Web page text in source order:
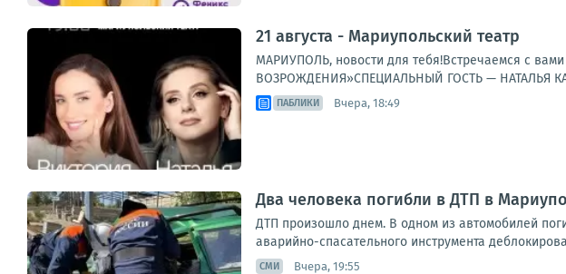
21 августа - Мариупольский театр
МАРИУПОЛЬ, новости для тебя!Встречаемся с
ВОЗРОЖДЕНИЯ»СПЕЦИАЛЬНЫЙ ГОСТЬ — НАТАЛЬЯ
ПАБЛИКИ Вчера, 18:49
Два человека погибли в ДТП в
ДТП произошло днем. В одном из автомобилей
аварийно-спасательного инструмента
СМИ Вчера, 19:55